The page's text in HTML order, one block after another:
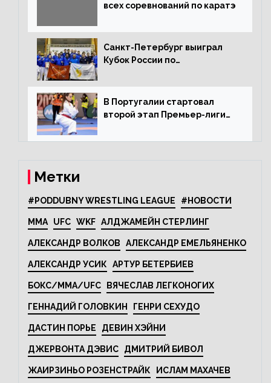
всех соревнований по каратэ
Санкт-Петербург выиграл
Кубок России по
В Португалии стартовал
второй этап Премьер-лиги
Метки
#PODDUBNY WRESTLING LEAGUE #НОВОСТИ
MMA UFC WKF АЛДЖАМЕЙН СТЕРЛИНГ
АЛЕКСАНДР ВОЛКОВ АЛЕКСАНДР ЕМЕЛЬЯНЕНКО
АЛЕКСАНДР УСИК АРТУР БЕТЕРБИЕВ
БОКС/MMA/UFC ВЯЧЕСЛАВ ЛЕГКОНОГИХ
ГЕННАДИЙ ГОЛОВКИН ГЕНРИ СЕХУДО
ДАСТИН ПОРЬЕ ДЕВИН ХЭЙНИ
ДЖЕРВОНТА ДЭВИС ДМИТРИЙ БИВОЛ
ЖАИРЗИНЬО РОЗЕНСТРАЙК ИСЛАМ МАХАЧЕВ